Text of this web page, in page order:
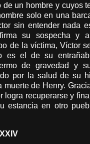
de un hombre y cuyos
solo en una
sin entender nada
su sospecha y
de la víctima, Víctor
es el de su
de gravedad y
por la salud de su
muerte de Henry.
logra recuperarse y
estancia en otro